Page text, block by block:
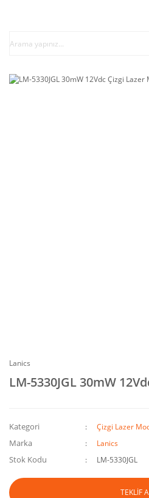
Lanics
LM-5330JGL 30mW
Kategori Çizgi Lazer
Marka Lanics
Stok Kodu LM-5330JGL
TEKLİF